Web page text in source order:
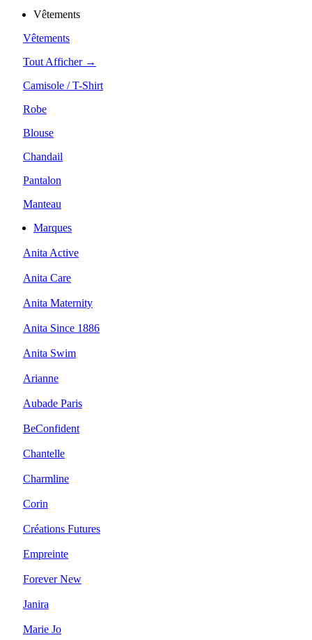
Vêtements
Vêtements
Tout Afficher →
Camisole / T-Shirt
Robe
Blouse
Chandail
Pantalon
Manteau
Marques
Anita Active
Anita Care
Anita Maternity
Anita Since 1886
Anita Swim
Arianne
Aubade Paris
BeConfident
Chantelle
Charmline
Corin
Créations Futures
Empreinte
Forever New
Janira
Marie Jo